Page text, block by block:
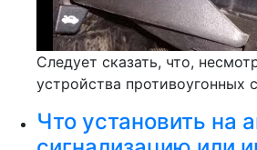
Следует сказать, что,
устройства противоугонных
Что установить на